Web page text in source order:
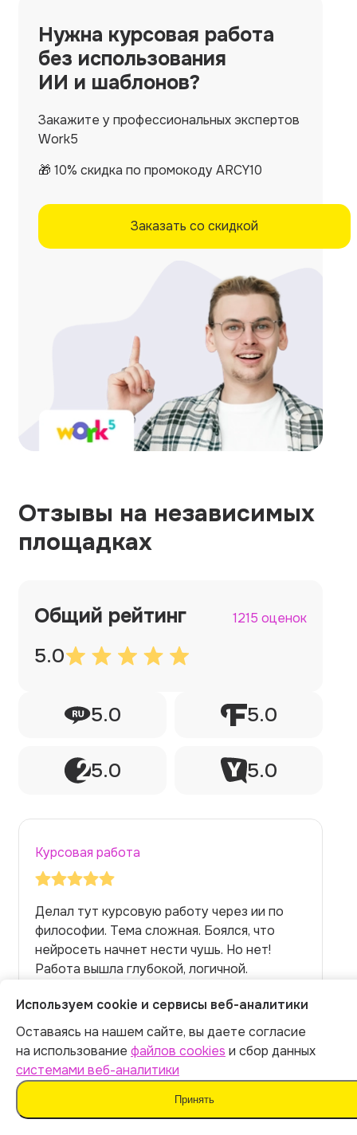
Нужна курсовая работа
без использования
ИИ и шаблонов?
Закажите у профессиональных экспертов
Work5
🎁 10% скидка по промокоду ARCY10
Заказать со скидкой
Отзывы на независимых
площадках
Общий рейтинг 1215 оценок
5.0
5.0 5.0
5.0 5.0
Курсовая работа
Делал тут курсовую работу через ии по
философии. Тема сложная. Боялся, что
нейросеть начнет нести чушь. Но нет!
Работа вышла глубокой, логичной.
Больше на странице Отзывы
Используем cookie и сервисы веб-аналитики
Оставаясь на нашем сайте, вы даете согласие
на использование файлов cookies и сбор данных
системами веб-аналитики
Принять